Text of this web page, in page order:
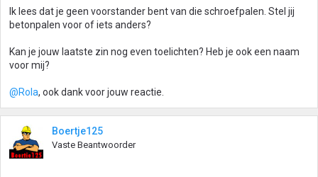
Ik lees dat je geen voorstander bent van die schroefpalen. Stel jij
betonpalen voor of iets anders?
Kan je jouw laatste zin nog even toelichten? Heb je ook een naam
voor mij?
@Rola, ook dank voor jouw reactie.
Boertje125
Vaste Beantwoorder